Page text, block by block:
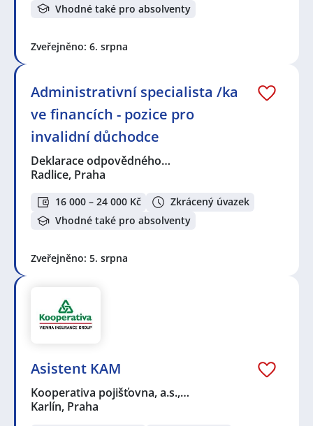
Vhodné také pro absolventy
Zveřejněno: 6. srpna
Administrativní specialista /ka
ve financích - pozice pro
invalidní důchodce
Deklarace odpovědného…
Radlice, Praha
16 000 – 24 000 Kč
Zkrácený úvazek
Vhodné také pro absolventy
Zveřejněno: 5. srpna
Asistent KAM
Kooperativa pojišťovna, a.s.,…
Karlín, Praha